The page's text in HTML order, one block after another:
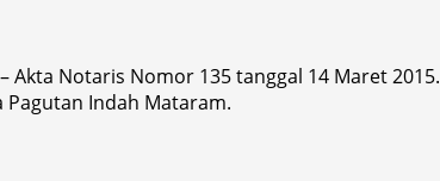
Akta Notaris Nomor 135 tanggal 14 Maret 2015.
Pagutan Indah Mataram.